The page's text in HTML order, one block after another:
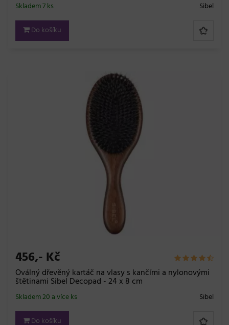
Sibel
Skladem 7 ks
Do košíku
456,- Kč
Oválný dřevěný kartáč na vlasy s kančími a nylonovými
štětinami Sibel Decopad - 24 x 8 cm
Sibel
Skladem 20 a více ks
Do košíku